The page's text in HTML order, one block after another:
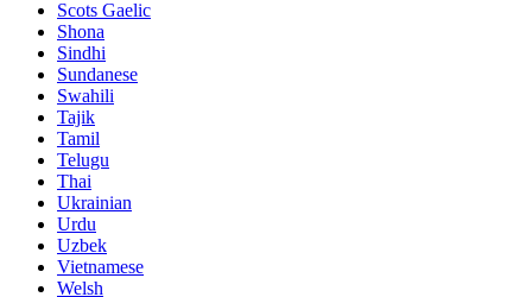
Scots Gaelic
Shona
Sindhi
Sundanese
Swahili
Tajik
Tamil
Telugu
Thai
Ukrainian
Urdu
Uzbek
Vietnamese
Welsh